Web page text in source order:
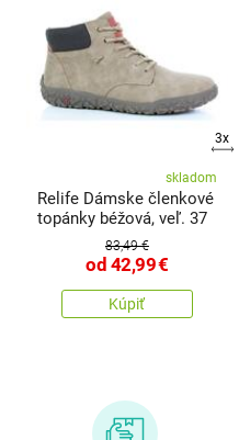
3x
skladom
Relife Dámske členkové
topánky béžová, veľ. 37
83,49 €
od 42,99€
Kúpiť